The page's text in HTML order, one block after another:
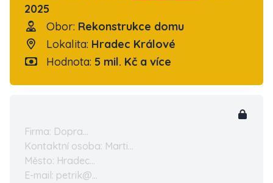
2025
Obor: Rekonstrukce domu
Lokalita: Hradec Králové
Hodnota: 5 mil. Kč a více
Firma: Dopra...
Kontaktní osoba: Marti...
Město: Hradec...
E-mail: petrik@...